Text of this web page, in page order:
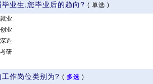
业生,您毕业后的趋向? ( 单选 )
业
业
造
研
作岗位类别为? ( 多选 )